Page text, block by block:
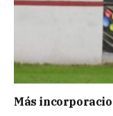
Más